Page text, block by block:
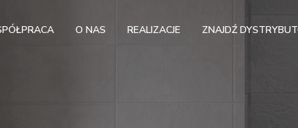
O NAS REALIZACJE ZNAJDŹ